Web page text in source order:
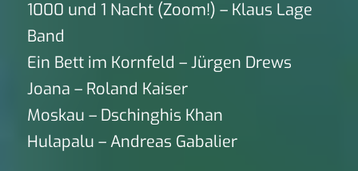
1000 und 1 Nacht (Zoom!) – Klaus Lage
Band
Ein Bett im Kornfeld – Jürgen Drews
Joana – Roland Kaiser
Moskau – Dschinghis Khan
Hulapalu – Andreas Gabalier